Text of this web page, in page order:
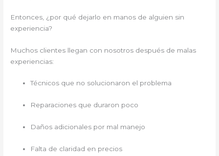
Entonces, ¿por qué dejarlo en manos de alguien sin
experiencia?
Muchos clientes llegan con nosotros después de malas
experiencias:
Técnicos que no solucionaron el problema
Reparaciones que duraron poco
Daños adicionales por mal manejo
Falta de claridad en precios